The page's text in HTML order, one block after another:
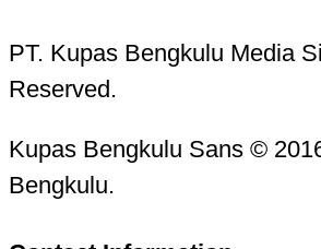
PT. Kupas Bengkulu Media
Reserved.
Kupas Bengkulu Sans ©
Bengkulu.